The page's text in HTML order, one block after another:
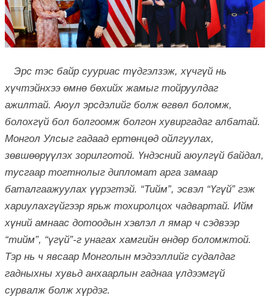
Эрс тэс байр сууриас түдгэлзэж, хүчгүй нь
хүчтэйнхээ өмнө бөхийх жамыг тойруулдаг
ажилтай. Аюул эрсдэлийг болж өгвөл боломж,
болохгүй бол болгоомж болгон хувиргадаг албатай.
Монгол Улсыг гадаад ертөнцөд ойлгуулах,
зөвшөөрүүлэх зорилготой. Үндэсний аюулгүй байдал,
тусгаар тогтнолыг дипломат арга замаар
баталгаажуулах үүрэгтэй. “Тийм”, эсвэл “Үгүй” гэж
хариулахгүйгээр ярьж тохиролцох чадвартай. Ийм
хүний амнаас дотоодын хэвлэл л ямар ч сэдвээр
“тийм”, “үгүй”-г унагах хамгийн өндөр боломжтой.
Тэр нь ч явсаар Монголын мэдээллийг судалдаг
гадныхны хувьд анхаарлын гаднаа үлдээмгүй
сурвалж болж хүрдэг.